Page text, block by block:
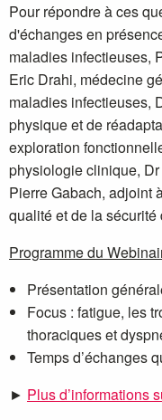
Pour répondre à ces
d'échanges en
maladies infectieuses,
Eric Drahi, médecine
maladies infectieuses,
physique et de
exploration
physiologie clinique,
Pierre Gabach, adjoint
qualité et de la sécurité
Programme du
Présentation
Focus : fatigue, les
thoraciques et
Temps d’échanges
► Plus d’informations